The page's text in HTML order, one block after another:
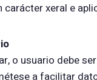
carácter xeral e
o usuario debe
a facilitar